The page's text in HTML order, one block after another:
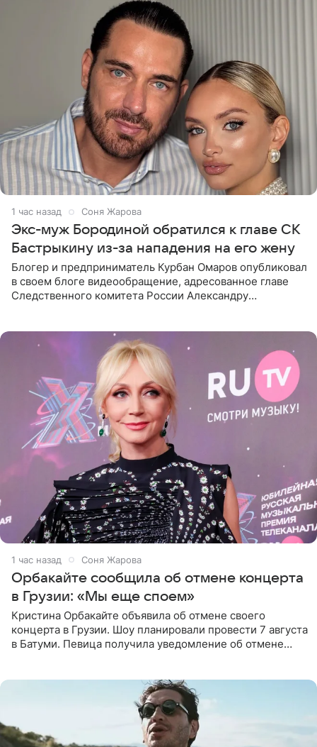
1 час назад Соня Жарова
Экс-муж Бородиной обратился к главе СК
Бастрыкину из-за нападения на его жену
Блогер и предприниматель Курбан Омаров опубликовал
в своем блоге видеообращение, адресованное главе
Следственного комитета России Александру
1 час назад Соня Жарова
Орбакайте сообщила об отмене концерта
в Грузии: «Мы еще споем»
Кристина Орбакайте объявила об отмене своего
концерта в Грузии. Шоу планировали провести 7 августа
в Батуми. Певица получила уведомление об отмене